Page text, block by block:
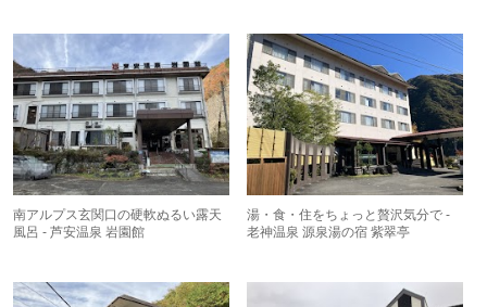
南アルプス玄関口の硬軟ぬるい露天
風呂 - 芦安温泉 岩園館
湯・食・住をちょっと贅沢気分で -
老神温泉 源泉湯の宿 紫翠亭